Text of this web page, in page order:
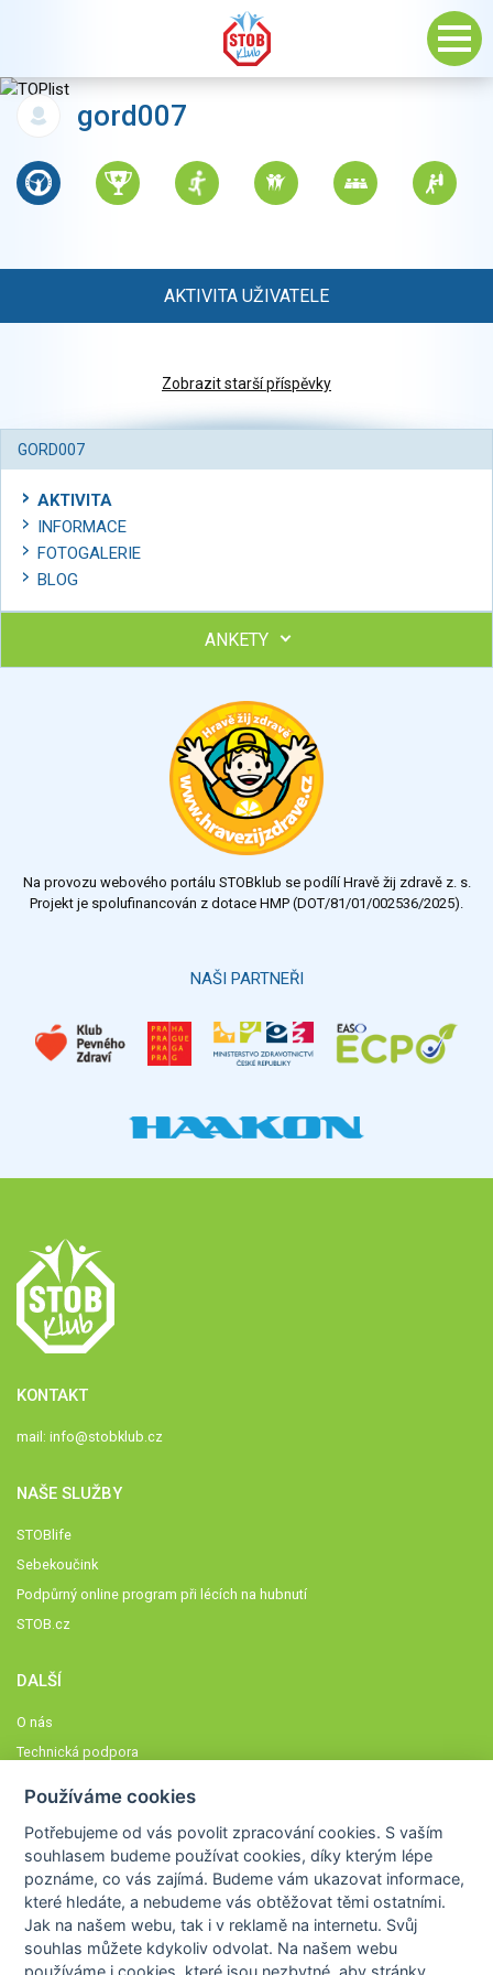
gord007
AKTIVITA UŽIVATELE
Zobrazit starší příspěvky
GORD007
AKTIVITA
INFORMACE
FOTOGALERIE
BLOG
ANKETY
Výsledky Všechny ankety
Na provozu webového portálu STOBklub se podílí Hravě žij zdravě z. s.
Projekt je spolufinancován z dotace HMP (DOT/81/01/002536/2025).
NAŠI PARTNEŘI
KONTAKT
mail: info@stobklub.cz
NAŠE SLUŽBY
STOBlife
Sebekoučink
Podpůrný online program při lécích na hubnutí
STOB.cz
DALŠÍ
O nás
Technická podpora
Členové STOBklubu
Zásady nakládání s osobními údaji
Otestujte se
Spočítejte si
Výzva 52
Používáme cookies
Potřebujeme od vás povolit zpracování cookies. S vaším
souhlasem budeme používat cookies, díky kterým lépe
poznáme,co vás zajímá. Budeme vám ukazovat informace,
které hledáte, a nebudeme vás obtěžovat těmi ostatními.
Jak na našem webu, tak i v reklamě na internetu. Svůj
souhlas můžete kdykoliv odvolat. Na našem webu
používáme i cookies, které jsou nezbytné , aby stránky